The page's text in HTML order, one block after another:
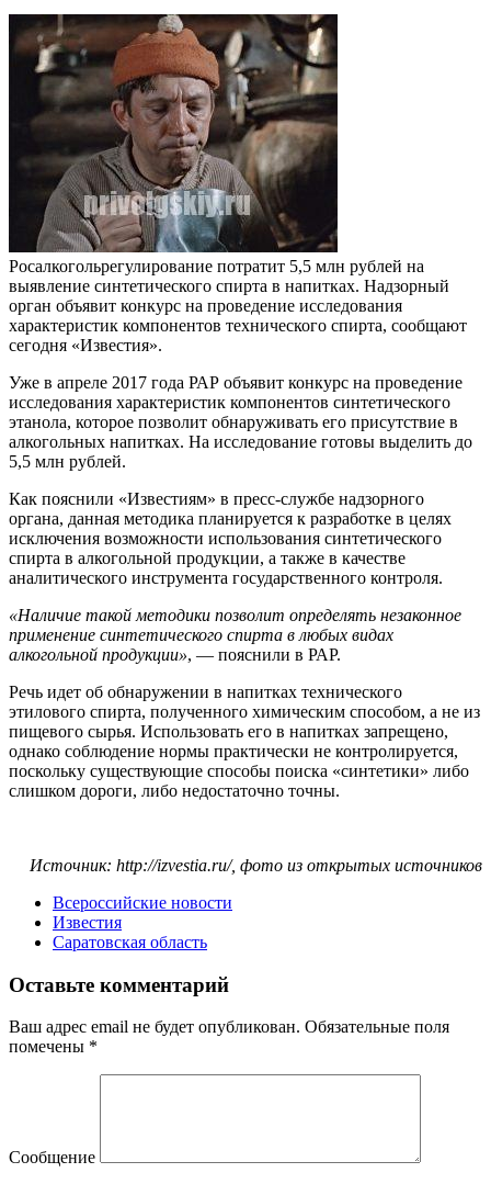
Росалкогольрегулирование потратит 5,5 млн рублей на
выявление синтетического спирта в напитках. Надзорный
орган объявит конкурс на проведение исследования
характеристик компонентов технического спирта, сообщают
сегодня «Известия».
Уже в апреле 2017 года РАР объявит конкурс на проведение
исследования характеристик компонентов синтетического
этанола, которое позволит обнаруживать его присутствие в
алкогольных напитках. На исследование готовы выделить до
5,5 млн рублей.
Как пояснили «Известиям» в пресс-службе надзорного
органа, данная методика планируется к разработке в целях
исключения возможности использования синтетического
спирта в алкогольной продукции, а также в качестве
аналитического инструмента государственного контроля.
«Наличие такой методики позволит определять незаконное
применение синтетического спирта в любых видах
алкогольной продукции», — пояснили в РАР.
Речь идет об обнаружении в напитках технического
этилового спирта, полученного химическим способом, а не из
пищевого сырья. Использовать его в напитках запрещено,
однако соблюдение нормы практически не контролируется,
поскольку существующие способы поиска «синтетики» либо
слишком дороги, либо недостаточно точны.
Источник: http://izvestia.ru/, фото из открытых источников
Всероссийские новости
Известия
Саратовская область
Оставьте комментарий
Ваш адрес email не будет опубликован. Обязательные поля
помечены *
Сообщение